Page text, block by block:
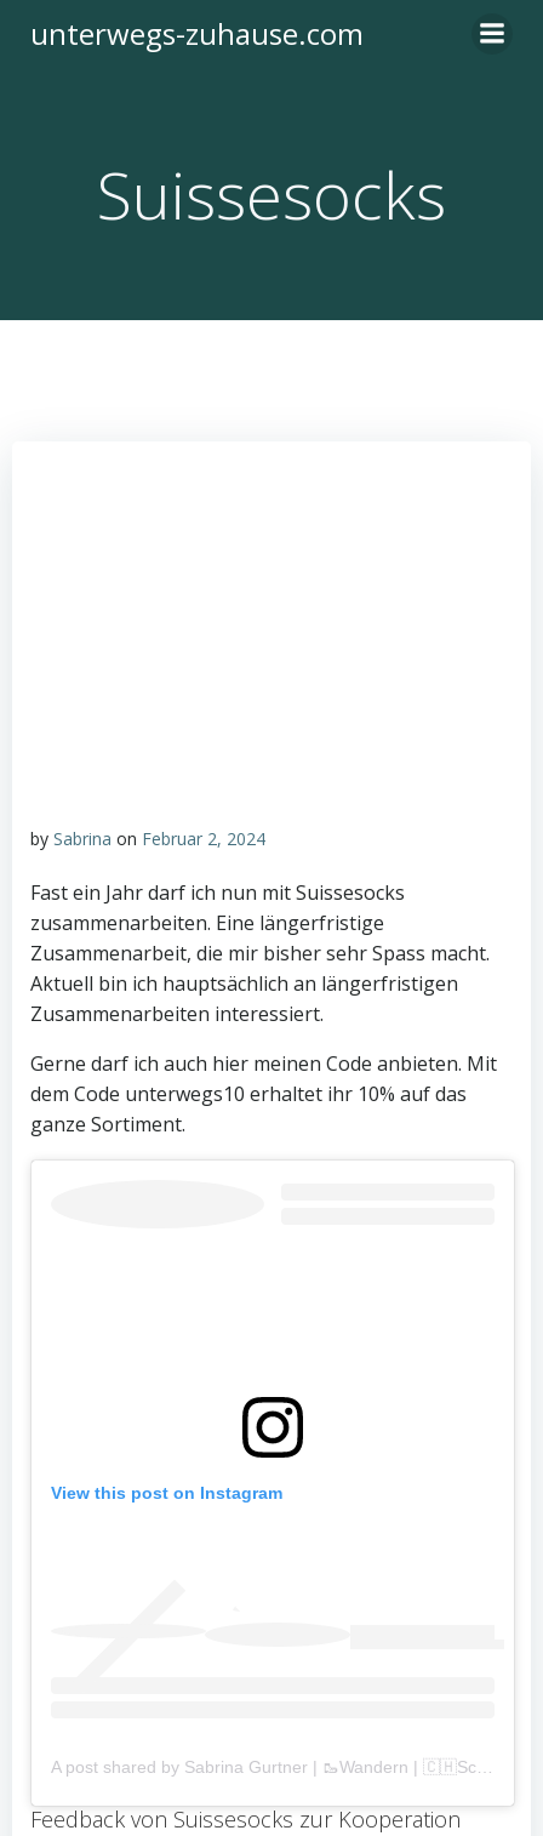
Inhalt
unterwegs-zuhause.com
Suissesocks
by Sabrina on Februar 2, 2024
Fast ein Jahr darf ich nun mit Suissesocks
zusammenarbeiten. Eine längerfristige
Zusammenarbeit, die mir bisher sehr Spass macht.
Aktuell bin ich hauptsächlich an längerfristigen
Zusammenarbeiten interessiert.
Gerne darf ich auch hier meinen Code anbieten. Mit
dem Code unterwegs10 erhaltet ihr 10% auf das
ganze Sortiment.
View this post on Instagram
Feedback von Suissesocks zur Kooperation